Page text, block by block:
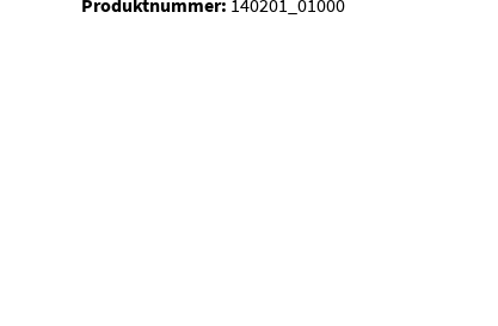
Produktnummer: 140201_01000